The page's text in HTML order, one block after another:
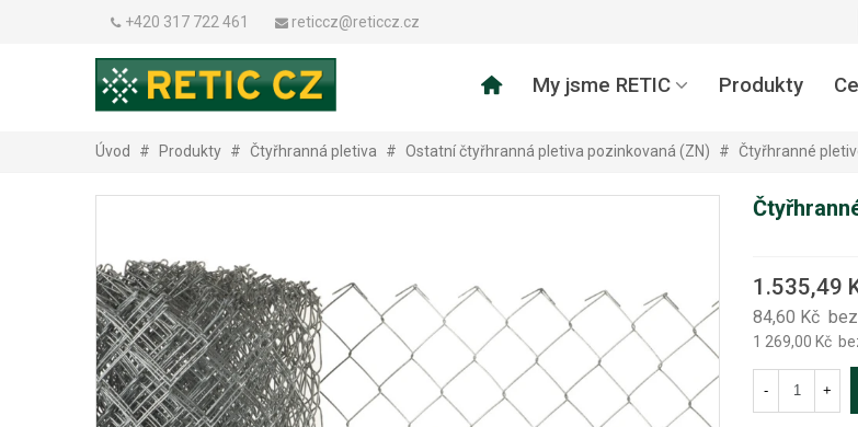
+420 317 722 461 reticcz@reticcz.cz
My jsme RETIC Produkty
Úvod # Produkty # Čtyřhranná pletiva # Ostatní čtyřhranná pletiva pozinkovaná (ZN) # Čtyřhranné
1.535,49
84,60 Kč
1 269,00 Kč
- +